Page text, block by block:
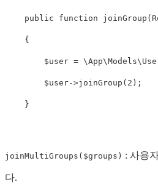
public function joinGroup (
{
$user = \
$user->joinGroup ( 2 );
}
joinMultiGroups($groups) : 사용
다.